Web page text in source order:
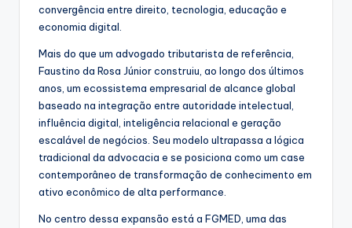
convergência entre direito, tecnologia, educação e
economia digital.
Mais do que um advogado tributarista de referência,
Faustino da Rosa Júnior construiu, ao longo dos últimos
anos, um ecossistema empresarial de alcance global
baseado na integração entre autoridade intelectual,
influência digital, inteligência relacional e geração
escalável de negócios. Seu modelo ultrapassa a lógica
tradicional da advocacia e se posiciona como um case
contemporâneo de transformação de conhecimento em
ativo econômico de alta performance.
No centro dessa expansão está a FGMED, uma das